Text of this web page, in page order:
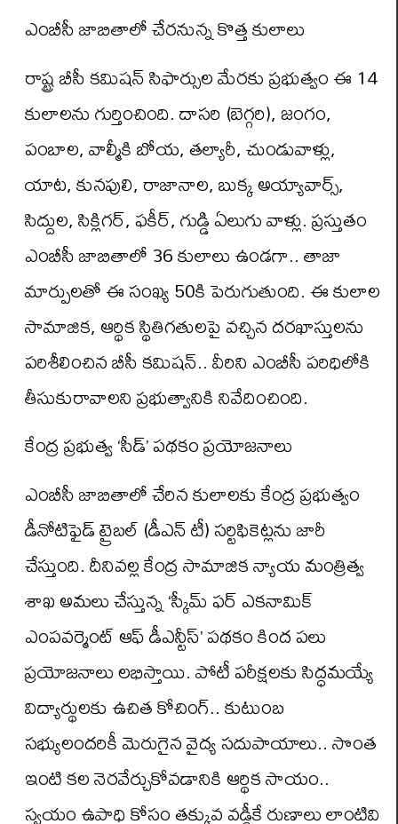
ఎంబీసీ జాబితాలో చేరనున్న కొత్త కులాలు
రాష్ట్ర బీసీ కమిషన్ సిఫార్సుల మేరకు ప్రభుత్వం ఈ 14
కులాలను గుర్తించింది. దాసరి (బెగ్గరి), జంగం,
పంబాల, వాల్మీకి బోయ, తల్యారీ, చుండువాళ్లు,
యాట, కునపులి, రాజానాల, బుక్క అయ్యావార్స్,
సిద్దుల, సిక్లిగర్, ఫకీర్, గుడ్డి ఏలుగు వాళ్లు. ప్రస్తుతం
ఎంబీసీ జాబితాలో 36 కులాలు ఉండగా.. తాజా
మార్పులతో ఈ సంఖ్య 50కి పెరుగుతుంది. ఈ కులాల
సామాజిక, ఆర్థిక స్థితిగతులపై వచ్చిన దరఖాస్తులను
పరిశీలించిన బీసీ కమిషన్.. వీరిని ఎంబీసీ పరిధిలోకి
తీసుకురావాలని ప్రభుత్వానికి నివేదించింది.
కేంద్ర ప్రభుత్వ ‘సీడ్’ పథకం ప్రయోజనాలు
ఎంబీసీ జాబితాలో చేరిన కులాలకు కేంద్ర ప్రభుత్వం
డీనోటిఫైడ్ ట్రైబల్ (డీఎన్ టీ) సర్టిఫికెట్లను జారీ
చేస్తుంది. దీనివల్ల కేంద్ర సామాజిక న్యాయ మంత్రిత్వ
శాఖ అమలు చేస్తున్న ‘స్కీమ్ ఫర్ ఎకనామిక్
ఎంపవర్మెంట్ ఆఫ్ డీఎన్టీస్’ పథకం కింద పలు
ప్రయోజనాలు లభిస్తాయి. పోటీ పరీక్షలకు సిద్ధమయ్యే
విద్యార్థులకు ఉచిత కోచింగ్.. కుటుంబ
సభ్యులందరికీ మెరుగైన వైద్య సదుపాయాలు.. సొంత
ఇంటి కల నెరవేర్చుకోవడానికి ఆర్థిక సాయం..
స్వయం ఉపాధి కోసం తక్కువ వడ్డీకే రుణాలు లాంటివి